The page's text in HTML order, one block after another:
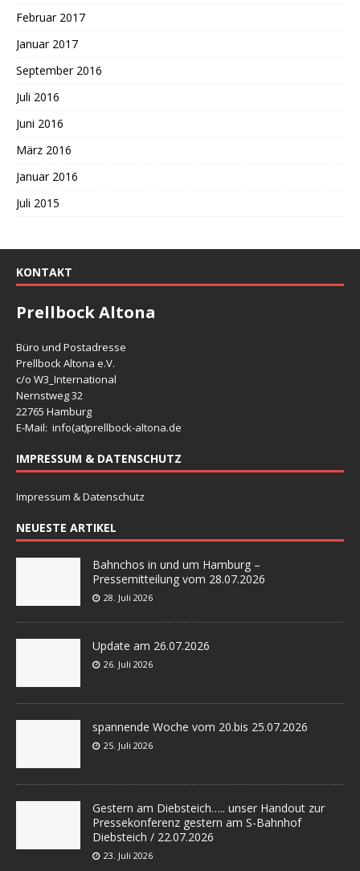
Februar 2017
Januar 2017
September 2016
Juli 2016
Juni 2016
März 2016
Januar 2016
Juli 2015
KONTAKT
Prellbock Altona
Büro und Postadresse
Prellbock Altona e.V.
c/o W3_International
Nernstweg 32
22765 Hamburg
E-Mail: info(at)prellbock-altona.de
IMPRESSUM & DATENSCHUTZ
Impressum & Datenschutz
NEUESTE ARTIKEL
Bahnchos in und um Hamburg –
Pressemitteilung vom 28.07.2026
28. Juli 2026
Update am 26.07.2026
26. Juli 2026
spannende Woche vom 20.bis 25.07.2026
25. Juli 2026
Gestern am Diebsteich….. unser Handout zur
Pressekonferenz gestern am S-Bahnhof
Diebsteich / 22.07.2026
23. Juli 2026